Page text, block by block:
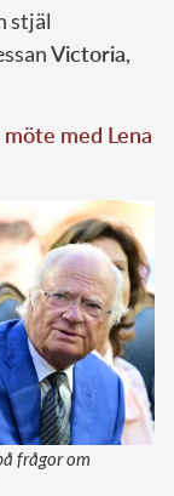
stjäl
Victoria,
med Lena
frågor om